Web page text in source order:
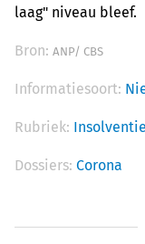
laag" niveau bleef.
Bron: ANP/ CBS
Informatiesoort:
Rubriek:
Dossiers: Corona